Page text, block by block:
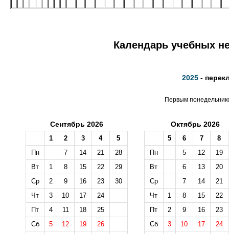
Календарь учебных
2025 -
Первым
Сентябрь 2026
1 2 3 4
5
Пн
7 14 21
28
Вт
1 8 15 22
29
Ср
2 9 16 23
30
Чт
3 10 17
24
Пт
4 11 18
25
Сб
5 12 19
26
Октябрь 2026
5 6 7
8
Пн
5 12
19
Вт
6 13
20
Ср
7 14
21
Чт
1 8 15
22
Пт
2 9 16
23
Сб
3 10 17
24